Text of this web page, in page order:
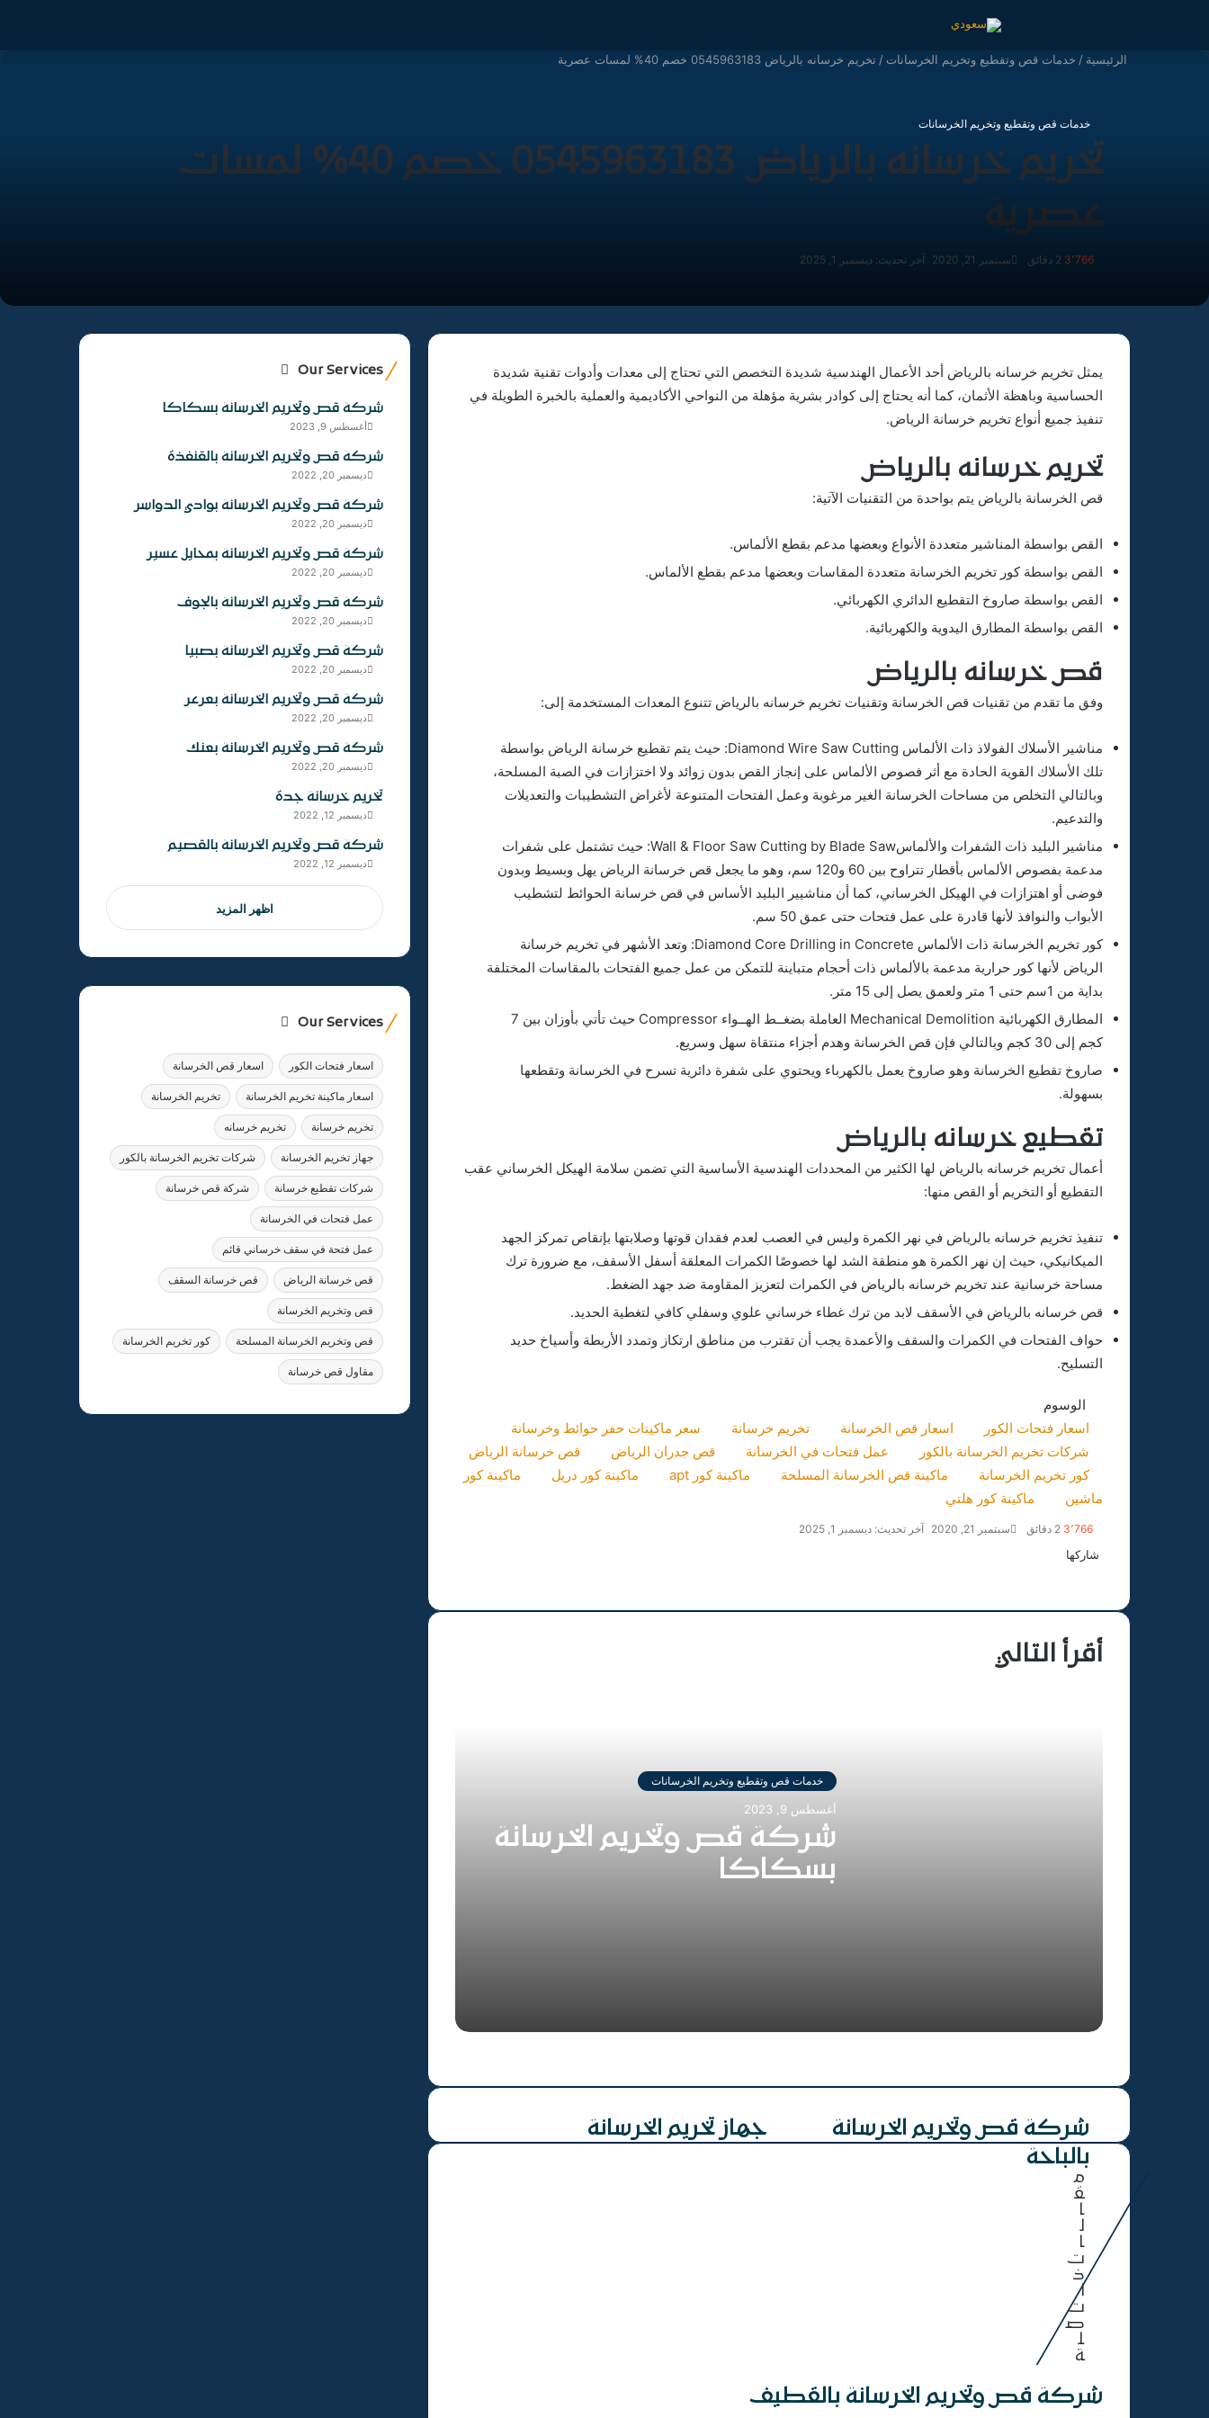
الرئيسية / خدمات قص وتقطيع وتخريم الخرسانات / تخريم خرسانه بالرياض 0545963183 خصم 40% لمسات عصرية
خدمات قص وتقطيع وتخريم الخرسانات
تخريم خرسانه بالرياض 0545963183 خصم 40% لمسات
عصرية
سبتمبر 21, 2020 آخر تحديث: ديسمبر 1, 2025
يمثل تخريم خرسانه بالرياض أحد الأعمال الهندسية شديدة التخصص التي تحتاج إلى معدات وأدوات تقنية شديدة
الحساسية وباهظة الأثمان، كما أنه يحتاج إلى كوادر بشرية مؤهلة من النواحي الأكاديمية والعملية بالخبرة الطويلة في
تنفيذ جميع أنواع تخريم خرسانة الرياض.
تخريم خرسانه بالرياض
قص الخرسانة بالرياض يتم بواحدة من التقنيات الآتية:
القص بواسطة المناشير متعددة الأنواع وبعضها مدعم بقطع الألماس.
القص بواسطة كور تخريم الخرسانة متعددة المقاسات وبعضها مدعم بقطع الألماس.
القص بواسطة صاروخ التقطيع الدائري الكهربائي.
القص بواسطة المطارق اليدوية والكهربائية.
قص خرسانه بالرياض
وفق ما تقدم من تقنيات قص الخرسانة وتقنيات تخريم خرسانه بالرياض تتنوع المعدات المستخدمة إلى:
مناشير الأسلاك الفولاذ ذات الألماس Diamond Wire Saw Cutting: حيث يتم تقطيع خرسانة الرياض بواسطة
تلك الأسلاك القوية الحادة مع أثر فصوص الألماس على إنجاز القص بدون زوائد ولا اختزازات في الصبة المسلحة،
وبالتالي التخلص من مساحات الخرسانة الغير مرغوبة وعمل الفتحات المتنوعة لأغراض التشطيبات والتعديلات
والتدعيم.
مناشير البليد ذات الشفرات والألماسWall & Floor Saw Cutting by Blade Saw: حيث تشتمل على شفرات
مدعمة بفصوص الألماس بأقطار تتراوح بين 60 و120 سم، وهو ما يجعل قص خرسانة الرياض يهل وبسيط وبدون
فوضى أو اهتزازات في الهيكل الخرساني، كما أن مناشيير البليد الأساس في قص خرسانة الحوائط لتشطيب
الأبواب والنوافذ لأنها قادرة على عمل فتحات حتى عمق 50 سم.
كور تخريم الخرسانة ذات الألماس Diamond Core Drilling in Concrete: وتعد الأشهر في تخريم خرسانة
الرياض لأنها كور حرارية مدعمة بالألماس ذات أحجام متباينة للتمكن من عمل جميع الفتحات بالمقاسات المختلفة
بداية من 1سم حتى 1 متر ولعمق يصل إلى 15 متر.
المطارق الكهربائية Mechanical Demolition العاملة بضغــط الهــواء Compressor حيث تأتي بأوزان بين 7
كجم إلى 30 كجم وبالتالي فإن قص الخرسانة وهدم أجزاء منتقاة سهل وسريع.
صاروخ تقطيع الخرسانة وهو صاروخ يعمل بالكهرباء ويحتوي على شفرة دائرية تسرح في الخرسانة وتقطعها
بسهولة.
تقطيع خرسانه بالرياض
أعمال تخريم خرسانه بالرياض لها الكثير من المحددات الهندسية الأساسية التي تضمن سلامة الهيكل الخرساني عقب
التقطيع أو التخريم أو القص منها:
تنفيذ تخريم خرسانه بالرياض في نهر الكمرة وليس في العصب لعدم فقدان قوتها وصلابتها بإنقاص تمركز الجهد
الميكانيكي، حيث إن نهر الكمرة هو منطقة الشد لها خصوصًا الكمرات المعلقة أسفل الأسقف، مع ضرورة ترك
مساحة خرسانية عند تخريم خرسانه بالرياض في الكمرات لتعزيز المقاومة ضد جهد الضغط.
قص خرسانه بالرياض في الأسقف لابد من ترك غطاء خرساني علوي وسفلي كافي لتغطية الحديد.
حواف الفتحات في الكمرات والسقف والأعمدة يجب أن تقترب من مناطق ارتكاز وتمدد الأربطة وأسياخ حديد
التسليح.
الوسوم
اسعار فتحات الكور
اسعار قص الخرسانة تخريم خرسانة
سعر ماكينات حفر حوائط وخرسانة
شركات تخريم الخرسانة بالكور
عمل فتحات في الخرسانة قص جدران الرياض
قص خرسانة الرياض
كور تخريم الخرسانة
ماكينة قص الخرسانة المسلحة ماكينة كور apt ماكينة كور دريل
ماكينة كور
ماشين
ماكينة كور هلتي
سبتمبر 21, 2020 آخر تحديث: ديسمبر 1, 2025
شاركها
البريد
أقرأ التالي
خدمات قص وتقطيع وتخريم الخرسانات
أغسطس 9, 2023
شركة قص وتخريم الخرسانة
بسكاكا
شركة قص وتخريم الخرسانة
بسكاكا
بالقنفذة
شركة قص وتخريم الخرسانة بوادي
شركة قص وتخريم الخرسانة بعنك
شركة قص وتخريم الخرسانة
بالقصيم
جهاز تخريم الخرسانة
شركة قص وتخريم الخرسانة
بالباحة
م
ق
ا
ل
ا
ت
ذ
ا
ت
ص
ل
ة
شركة قص وتخريم الخرسانة بالقطيف
Our Services
شركة قص وتخريم الخرسانة بسكاكا
أغسطس 9, 2023
شركة قص وتخريم الخرسانة بالقنفذة
ديسمبر 20, 2022
شركة قص وتخريم الخرسانة بوادي الدواسر
ديسمبر 20, 2022
شركة قص وتخريم الخرسانة بمحايل عسير
ديسمبر 20, 2022
شركة قص وتخريم الخرسانة بالجوف
ديسمبر 20, 2022
شركة قص وتخريم الخرسانة بصبيا
ديسمبر 20, 2022
شركة قص وتخريم الخرسانة بعرعر
ديسمبر 20, 2022
شركة قص وتخريم الخرسانة بعنك
ديسمبر 20, 2022
تخريم خرسانة جدة
ديسمبر 12, 2022
شركة قص وتخريم الخرسانة بالقصيم
ديسمبر 12, 2022
اظهر المزيد
Our Services
اسعار فتحات الكور اسعار قص الخرسانة
اسعار ماكينة تخريم الخرسانة تخريم الخرسانة
تخريم خرسانة تخريم خرسانه
جهاز تخريم الخرسانة شركات تخريم الخرسانة بالكور
شركات تقطيع خرسانة شركة قص خرسانة
عمل فتحات في الخرسانة
عمل فتحة في سقف خرساني قائم
قص خرسانة الرياض قص خرسانة السقف
قص وتخريم الخرسانة
قص وتخريم الخرسانة المسلحة كور تخريم الخرسانة
مقاول قص خرسانة